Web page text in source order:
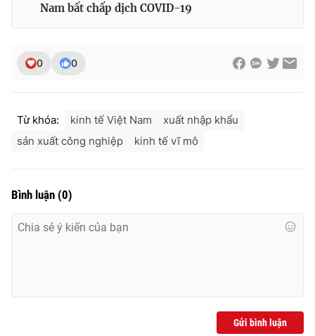
Nam bất chấp dịch COVID-19
0 0
Từ khóa: kinh tế Việt Nam
xuất nhập khẩu
sản xuất công nghiệp
kinh tế vĩ mô
Bình luận (0)
Gửi bình luận